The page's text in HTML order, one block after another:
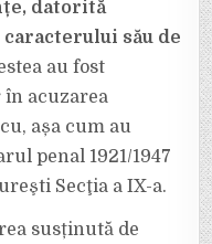
datorită
său de
au fost
acuzarea
așa cum au
penal 1921/1947
Secţia a IX-a.
susținută de